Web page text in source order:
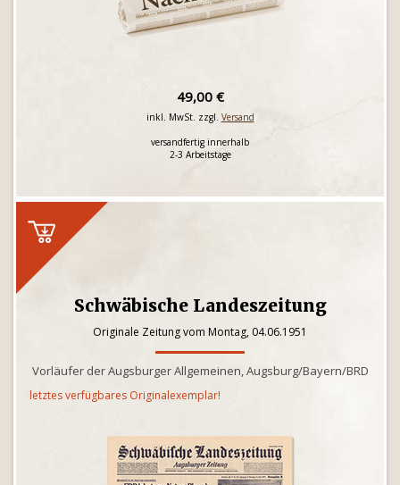
49,00 €
inkl. MwSt. zzgl. Versand
versandfertig innerhalb
2-3 Arbeitstage
Schwäbische Landeszeitung
Originale Zeitung vom Montag, 04.06.1951
Vorläufer der Augsburger Allgemeinen, Augsburg/Bayern/BRD
letztes verfügbares Originalexemplar!